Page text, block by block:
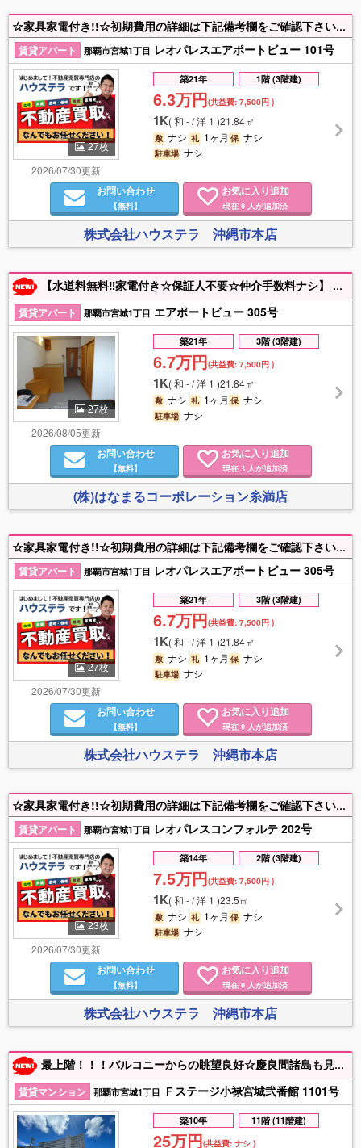
☆家具家電付き!!☆初期費用の詳細は下記備考欄をご確認下さい☆付近物件もお探しの方は是非ハウステラまでご連絡ください♪【入居目安：10月中旬頃】
賃貸アパート
那覇市宮城1丁目 レオパレスエアポートビュー 101号
27枚
2026/07/30更新
築21年 1階 (3階建)
6.3万円(共益費:7,500円 )
1K(和 - / 洋 1 )21.84㎡
敷 ナシ 礼 1ヶ月保 ナシ
駐車場 ナシ
お問い合わせ
【無料】
お気に入り追加
現在 0 人が追加済
株式会社ハウステラ 沖縄市本店
【水道料無料‼家電付き☆保証人不要☆仲介手数料ナシ】 月額3,630円でインターネット(Wi-Fi)使い放題♪ 家具家電付きのお部屋で新生活をすぐに始められますよ☆ 土日祝祭日も営業してます‼お部屋探しはお任せ下さい‼ お問い合わせお待ちしております♪
賃貸アパート 那覇市宮城1丁目 エアポートビュー 305号
27枚
2026/08/05更新
築21年 3階 (3階建)
6.7万円(共益費:7,500円 )
1K(和 - / 洋 1 )21.84㎡
敷 ナシ 礼 1ヶ月保 ナシ
駐車場 ナシ
お問い合わせ
【無料】
お気に入り追加
現在 3 人が追加済
(株)はなまるコーポレーション糸満店
☆家具家電付き!!☆初期費用の詳細は下記備考欄をご確認下さい☆付近物件もお探しの方は是非ハウステラまでご連絡ください♪【入居目安：10月中旬頃】
賃貸アパート
那覇市宮城1丁目 レオパレスエアポートビュー 305号
27枚
2026/07/30更新
築21年 3階 (3階建)
6.7万円(共益費:7,500円 )
1K(和 - / 洋 1 )21.84㎡
敷 ナシ 礼 1ヶ月保 ナシ
駐車場 ナシ
お問い合わせ
【無料】
お気に入り追加
現在 0 人が追加済
株式会社ハウステラ 沖縄市本店
☆家具家電付き!!☆初期費用の詳細は下記備考欄をご確認下さい☆付近物件もお探しの方は是非ハウステラまでご連絡ください♪【入居目安：9月上旬頃】
賃貸アパート
那覇市宮城1丁目 レオパレスコンフォルテ 202号
23枚
2026/07/30更新
築14年 2階 (3階建)
7.5万円(共益費:7,500円 )
1K(和 - / 洋 1 )23.5㎡
敷 ナシ 礼 1ヶ月保 ナシ
駐車場 ナシ
お問い合わせ
【無料】
お気に入り追加
現在 0 人が追加済
株式会社ハウステラ 沖縄市本店
最上階！！！バルコニーからの眺望良好☆慶良間諸島も見えます☆青空広がる沖縄の空を毎日眺めながらご家族で新しいスタートに(*^▽^*)
賃貸マンション 那覇市宮城1丁目 Ｆステージ小禄宮城弐番館 1101号
築10年 11階 (11階建)
25万円(共益費:ナシ )